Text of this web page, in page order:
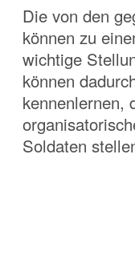
Die von den
können zu
wichtige
können
kennenlernen,
Soldaten